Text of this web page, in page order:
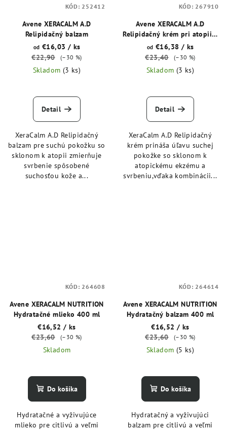
Avene XERACALM A.D
Relipidačný balzam
od €16,03 / ks
€22,90
(–30 %)
Skladom (3 ks)
Detail
XeraCalm A.D Relipidačný
balzam pre suchú pokožku so
sklonom k atopii zmierňuje
svrbenie spôsobené
suchosťou kože a...
KÓD: 252412
Avene XERACALM A.D
Relipidačný krém pri atopii a
suchej koži sprevádzanej
svrbením
od €16,38 / ks
€23,40
(–30 %)
Skladom (3 ks)
Detail
XeraCalm A.D Relipidačný
krém prináša úľavu suchej
pokožke so sklonom k
atopickému ekzému a
svrbeniu,vďaka kombinácii...
KÓD: 267910
Avene XERACALM NUTRITION
Hydratačné mlieko 400 ml
€16,52/ ks
€23,60
(–30 %)
Skladom
Do košíka
Hydratačné a vyživujúce
mlieko pre citlivú a veľmi
KÓD: 264608
Avene XERACALM NUTRITION
Hydratačný balzam 400 ml
€16,52/ ks
€23,60
(–30 %)
Skladom (5 ks)
Do košíka
Hydratačný a vyživujúci
balzam pre citlivú a veľmi
KÓD: 264614